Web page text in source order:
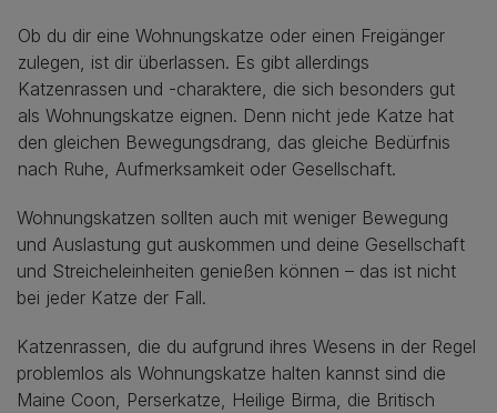
Ob du dir eine Wohnungskatze oder einen Freigänger
zulegen, ist dir überlassen. Es gibt allerdings
Katzenrassen und -charaktere, die sich besonders gut
als Wohnungskatze eignen. Denn nicht jede Katze hat
den gleichen Bewegungsdrang, das gleiche Bedürfnis
nach Ruhe, Aufmerksamkeit oder Gesellschaft.
Wohnungskatzen sollten auch mit weniger Bewegung
und Auslastung gut auskommen und deine Gesellschaft
und Streicheleinheiten genießen können – das ist nicht
bei jeder Katze der Fall.
Katzenrassen, die du aufgrund ihres Wesens in der Regel
problemlos als Wohnungskatze halten kannst sind die
Maine Coon, Perserkatze, Heilige Birma, die Britisch